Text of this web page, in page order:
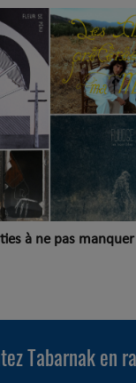
à ne pas
Tabarnak en